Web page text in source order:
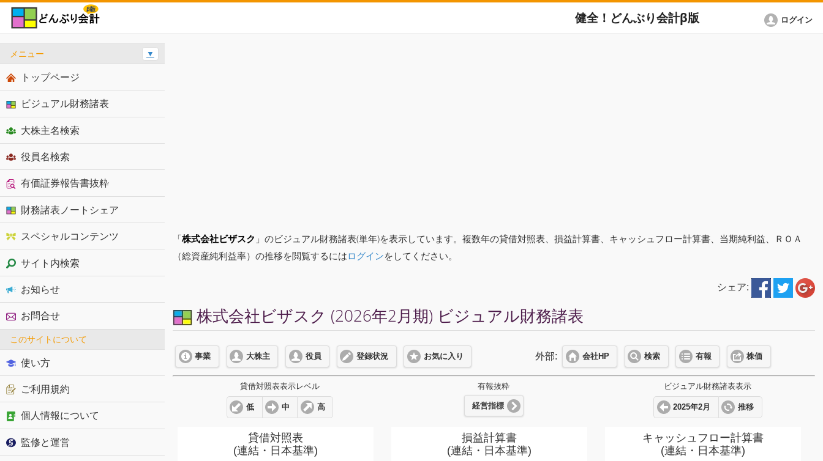
健全！どんぶり会計β版 ログイン
「株式会社ビザスク 」のビジュアル財務諸表(単年)を表示しています。複数年の貸借対照表、損益計算書、キャッシュフロー計算書、当期純利益、ＲＯＡ
（総資産純利益率）の推移を閲覧するにはログインをしてください。
シェア:
株式会社ビザスク (2026年2月期) ビジュアル財務諸表
事業 大株主 役員 登録状況 お気に入り 外部: 会社HP 検索 有報 株価
貸借対照表表示レベル
低 中 高
有報抜粋
経営指標
ビジュアル財務諸表表示
2025年2月 推移
貸借対照表
(連結・日本基準)
損益計算書
(連結・日本基準)
キャッシュフロー計算書
(連結・日本基準)
メニュー ▼
トップページ
ビジュアル財務諸表
大株主名検索
役員名検索
有価証券報告書抜粋
財務諸表ノートシェア
スペシャルコンテンツ
サイト内検索
お知らせ
お問合せ
このサイトについて
使い方
ご利用規約
個人情報について
監修と運営